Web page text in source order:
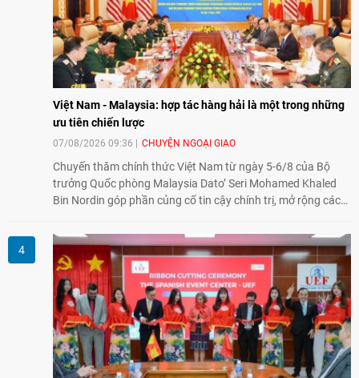
Việt Nam - Malaysia: hợp tác hàng hải là một trong những
ưu tiên chiến lược
07/08/2026 09:36 CHUYỆN NGOẠI GIAO
Chuyến thăm chính thức Việt Nam từ ngày 5-6/8 của Bộ
trưởng Quốc phòng Malaysia Dato’ Seri Mohamed Khaled
Bin Nordin góp phần củng cố tin cậy chính trị, mở rộng các
Malaysia theo hướng ngày càng thực chất.